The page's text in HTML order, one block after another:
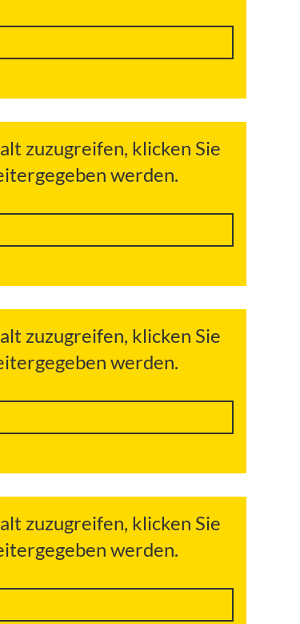
zuzugreifen, klicken Sie
werden.
zuzugreifen, klicken Sie
werden.
zuzugreifen, klicken Sie
werden.